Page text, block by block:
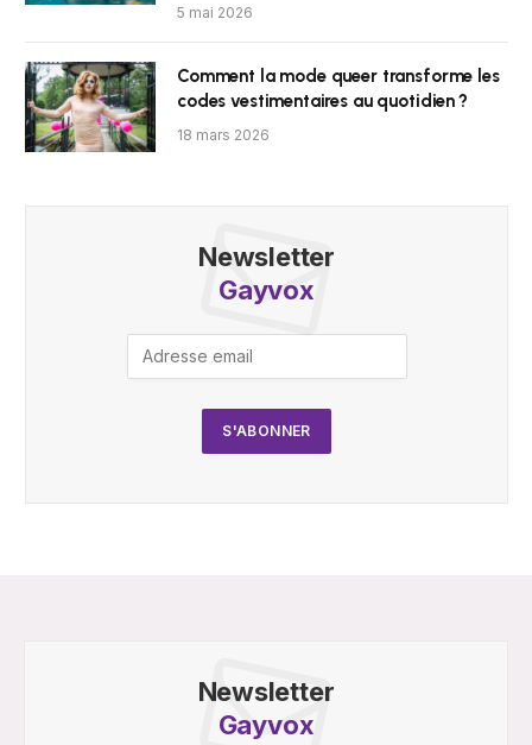
5 mai 2026
Comment la mode queer transforme les
codes vestimentaires au quotidien ?
18 mars 2026
Newsletter
Gayvox
Newsletter
Gayvox